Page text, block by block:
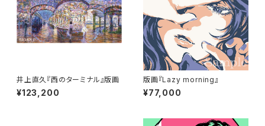
井上直久『西のターミナル』版画
¥123,200
版画『Lazy morning』
¥77,000